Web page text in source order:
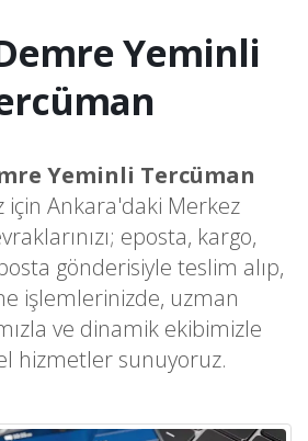
Yeminli
Yeminli Tercüman
için Ankara'daki Merkez
eposta, kargo,
gönderisiyle teslim alıp,
işlemlerinizde, uzman
ve dinamik ekibimizle
hizmetler sunuyoruz.